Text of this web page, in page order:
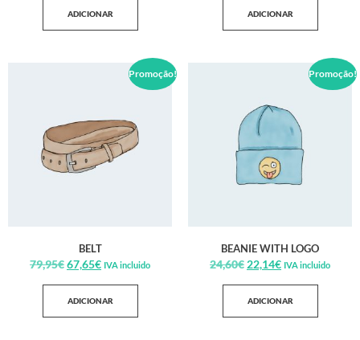
ADICIONAR ADICIONAR
Promoção!
BELT
79,95€67,65€ IVA incluido
ADICIONAR
Promoção!
BEANIE WITH LOGO
24,60€ 22,14€ IVA incluido
ADICIONAR